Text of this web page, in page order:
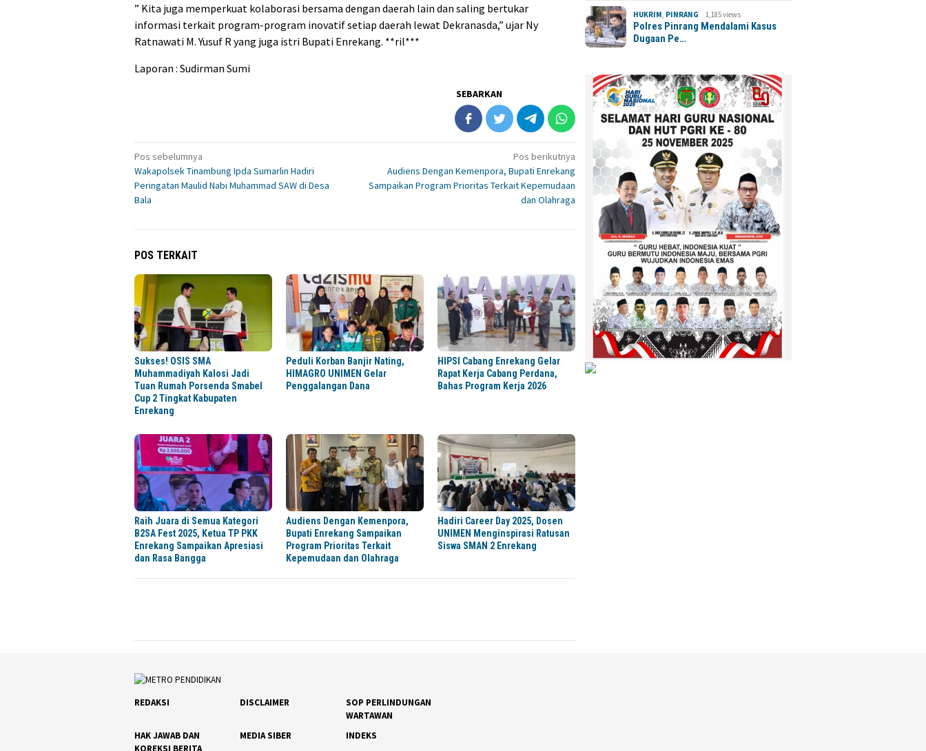
” Kita juga memperkuat kolaborasi bersama dengan daerah lain dan saling bertukar
informasi terkait program-program inovatif setiap daerah lewat Dekranasda,” ujar Ny
Ratnawati M. Yusuf R yang juga istri Bupati Enrekang. **ril***
Laporan : Sudirman Sumi
SEBARKAN
Navigasi
pos
Pos sebelumnya
Wakapolsek Tinambung Ipda Sumarlin Hadiri
Peringatan Maulid Nabi Muhammad SAW di Desa
Bala
Pos berikutnya
Audiens Dengan Kemenpora, Bupati Enrekang
Sampaikan Program Prioritas Terkait Kepemudaan
dan Olahraga
POS TERKAIT
Sukses! OSIS SMA
Muhammadiyah Kalosi Jadi
Tuan Rumah Porsenda Smabel
Cup 2 Tingkat Kabupaten
Enrekang
Peduli Korban Banjir Nating,
HIMAGRO UNIMEN Gelar
Penggalangan Dana
HIPSI Cabang Enrekang Gelar
Rapat Kerja Cabang Perdana,
Bahas Program Kerja 2026
Raih Juara di Semua Kategori
B2SA Fest 2025, Ketua TP PKK
Enrekang Sampaikan Apresiasi
dan Rasa Bangga
Audiens Dengan Kemenpora,
Bupati Enrekang Sampaikan
Program Prioritas Terkait
Kepemudaan dan Olahraga
Hadiri Career Day 2025, Dosen
UNIMEN Menginspirasi Ratusan
Siswa SMAN 2 Enrekang
HUKRIM, PINRANG 1,185 views
Polres Pinrang Mendalami Kasus
Dugaan Pe…
REDAKSI DISCLAIMER
SOP PERLINDUNGAN
WARTAWAN
HAK JAWAB DAN
MEDIA SIBER INDEKS